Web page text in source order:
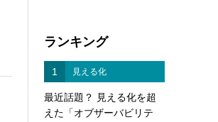
ランキング
1 見える化
最近話題？ 見える化を超
えた「オブザーバビリテ